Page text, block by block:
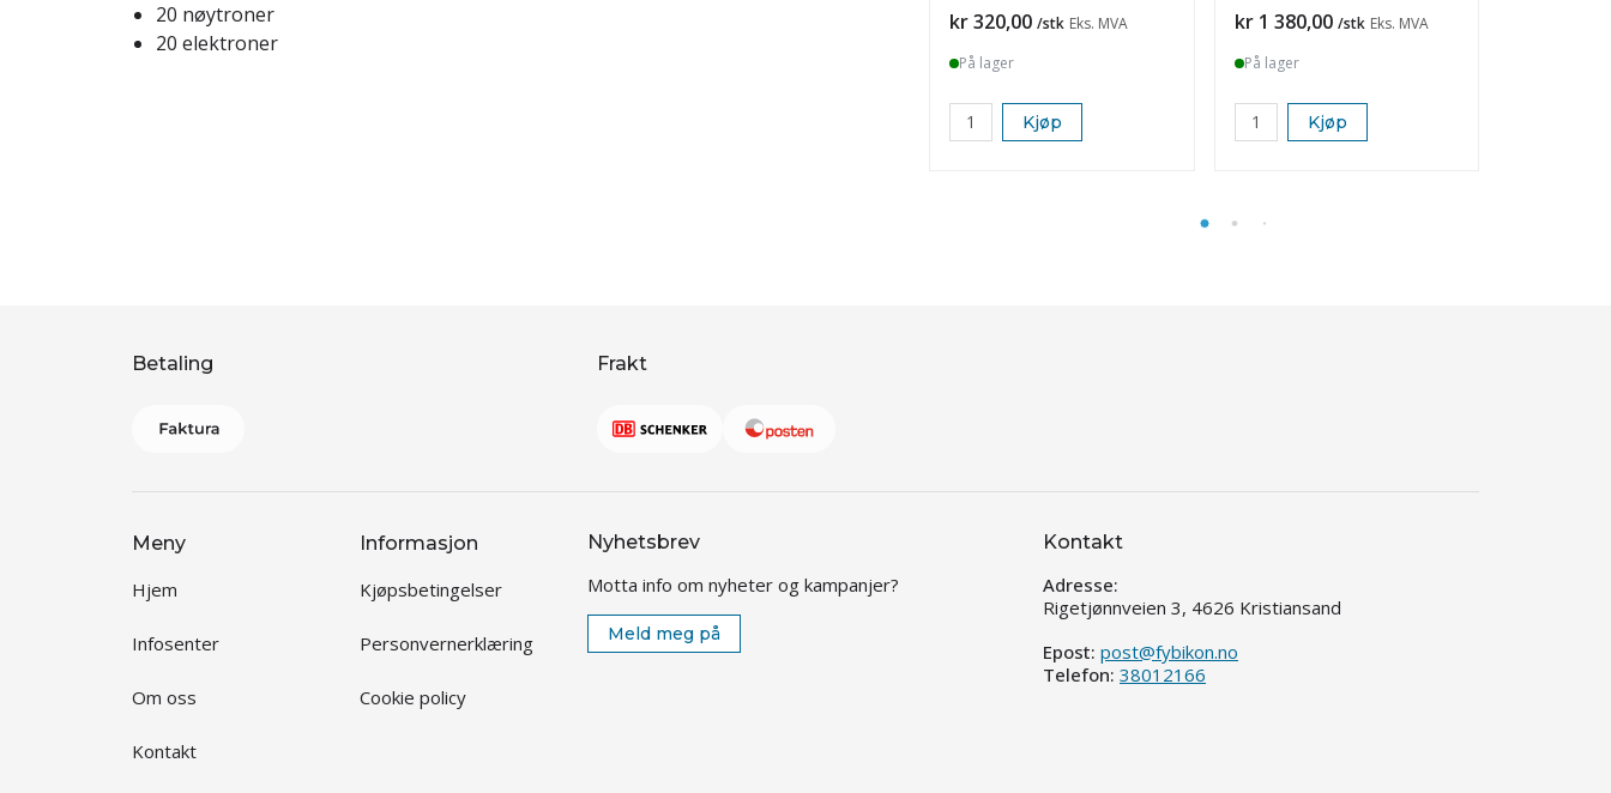
20 nøytroner
20 elektroner
Pris
kr 320,00 /stk Eks. MVA
På lager
Kjøp
Pris
kr 1 380,00 /stk Eks. MVA
På lager
Kjøp
Betaling Frakt
Meny
Hjem
Infosenter
Om oss
Kontakt
Informasjon
Kjøpsbetingelser
Personvernerklæring
Cookie policy
Nyhetsbrev
Motta info om nyheter og kampanjer?
Meld meg på
Kontakt
Adresse:
Rigetjønnveien 3, 4626 Kristiansand
Epost: post@fybikon.no
Telefon: 38012166